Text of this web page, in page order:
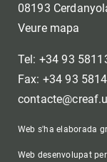
08193
Veure mapa
Tel: +34 93
Fax: +34 93
Web s'ha elaborada
Web desenvolupat